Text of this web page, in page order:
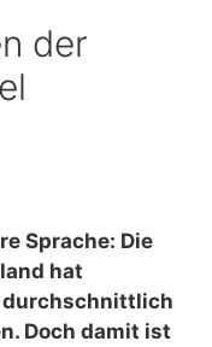
der
Sprache: Die
hat
durchschnittlich
Doch damit ist